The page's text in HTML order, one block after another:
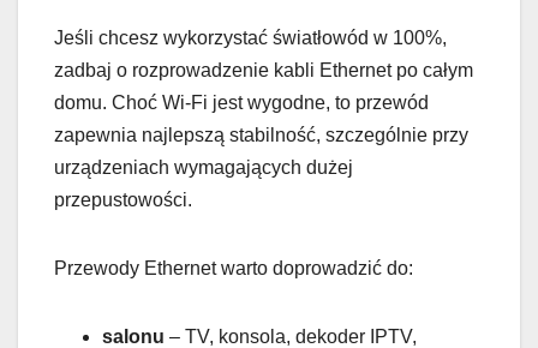
Jeśli chcesz wykorzystać światłowód w 100%,
zadbaj o rozprowadzenie kabli Ethernet po całym
domu. Choć Wi-Fi jest wygodne, to przewód
zapewnia najlepszą stabilność, szczególnie przy
urządzeniach wymagających dużej
przepustowości.
Przewody Ethernet warto doprowadzić do:
salonu – TV, konsola, dekoder IPTV,